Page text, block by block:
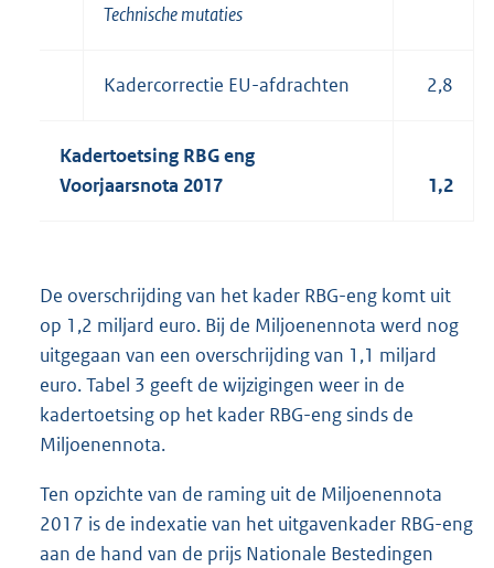
Technische mutaties
Kadercorrectie EU-afdrachten 2,8
Kadertoetsing RBG eng
Voorjaarsnota 2017
1,2
De overschrijding van het kader RBG-eng komt uit
op 1,2 miljard euro. Bij de Miljoenennota werd nog
uitgegaan van een overschrijding van 1,1 miljard
euro. Tabel 3 geeft de wijzigingen weer in de
kadertoetsing op het kader RBG-eng sinds de
Miljoenennota.
Ten opzichte van de raming uit de Miljoenennota
2017 is de indexatie van het uitgavenkader RBG-eng
aan de hand van de prijs Nationale Bestedingen